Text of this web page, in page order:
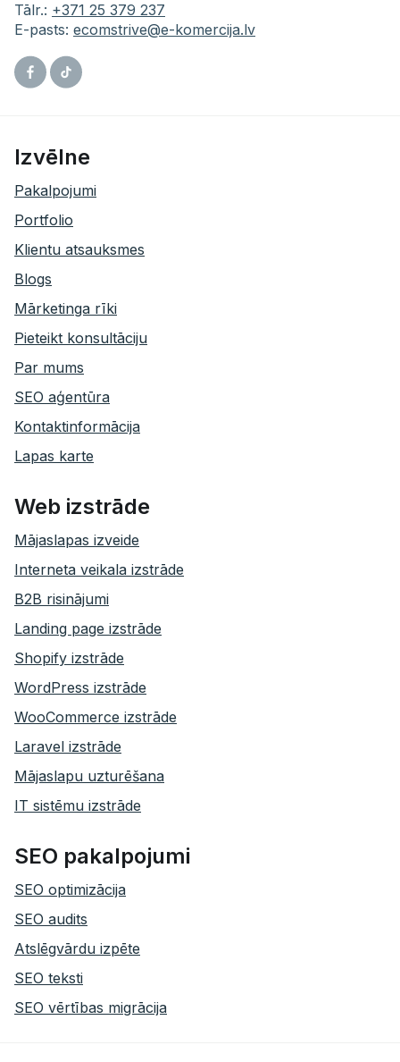
Tālr.: +371 25 379 237
E-pasts: ecomstrive@e-komercija.lv
Facebook
Tiktok
Izvēlne
Pakalpojumi
Portfolio
Klientu atsauksmes
Blogs
Mārketinga rīki
Pieteikt konsultāciju
Par mums
SEO aģentūra
Kontaktinformācija
Lapas karte
Web izstrāde
Mājaslapas izveide
Interneta veikala izstrāde
B2B risinājumi
Landing page izstrāde
Shopify izstrāde
WordPress izstrāde
WooCommerce izstrāde
Laravel izstrāde
Mājaslapu uzturēšana
IT sistēmu izstrāde
SEO pakalpojumi
SEO optimizācija
SEO audits
Atslēgvārdu izpēte
SEO teksti
SEO vērtības migrācija